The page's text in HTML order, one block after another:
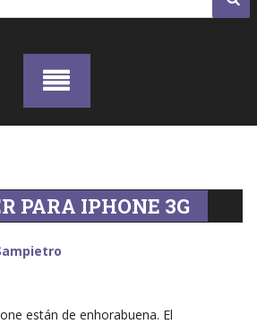
PARA IPHONE 3G
están de enhorabuena. El